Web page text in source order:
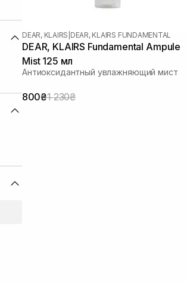
DEAR, KLAIRS DEAR, KLAIRS FUNDAMENTAL
DEAR, KLAIRS Fundamental Ampule
Mist 125 мл
Антиоксидантный увлажняющий мист
800₴1 230₴